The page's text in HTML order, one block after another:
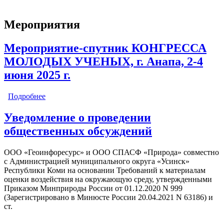
Мероприятия
Мероприятие-спутник КОНГРЕССА
МОЛОДЫХ УЧЕНЫХ, г. Анапа, 2-4
июня 2025 г.
Подробнее
Уведомление о проведении
общественных обсуждений
ООО «Геоинфоресурс» и ООО СПАСФ «Природа» совместно
с Администрацией муниципального округа «Усинск»
Республики Коми на основании Требований к материалам
оценки воздействия на окружающую среду, утвержденными
Приказом Минприроды России от 01.12.2020 N 999
(Зарегистрировано в Минюсте России 20.04.2021 N 63186) и
ст.